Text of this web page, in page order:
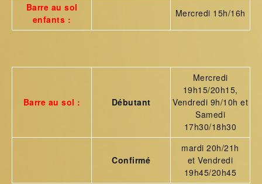
Barre au sol
enfants :
Mercredi 15h/16h
Barre au sol : Débutant
Mercredi
19h15/20h15,
Vendredi 9h/10h et
Samedi
17h30/18h30
Confirmé
mardi 20h/21h
et Vendredi
19h45/20h45